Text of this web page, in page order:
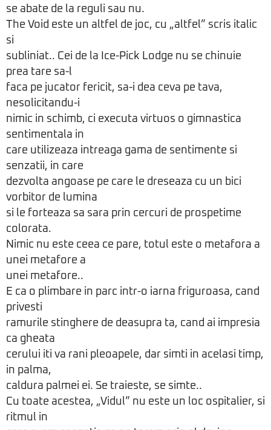
se abate de la reguli sau nu.
The Void este un altfel de joc, cu „altfel” scris italic
si
subliniat.. Cei de la Ice-Pick Lodge nu se chinuie
prea tare sa-l
faca pe jucator fericit, sa-i dea ceva pe tava,
nesolicitandu-i
nimic in schimb, ci executa virtuos o gimnastica
sentimentala in
care utilizeaza intreaga gama de sentimente si
senzatii, in care
dezvolta angoase pe care le dreseaza cu un bici
vorbitor de lumina
si le forteaza sa sara prin cercuri de prospetime
colorata.
Nimic nu este ceea ce pare, totul este o metafora a
unei metafore a
unei metafore..
E ca o plimbare in parc intr-o iarna friguroasa, cand
privesti
ramurile stinghere de deasupra ta, cand ai impresia
ca gheata
cerului iti va rani pleoapele, dar simti in acelasi timp,
in palma,
caldura palmei ei. Se traieste, se simte..
Cu toate acestea, „Vidul” nu este un loc ospitalier, si
ritmul in